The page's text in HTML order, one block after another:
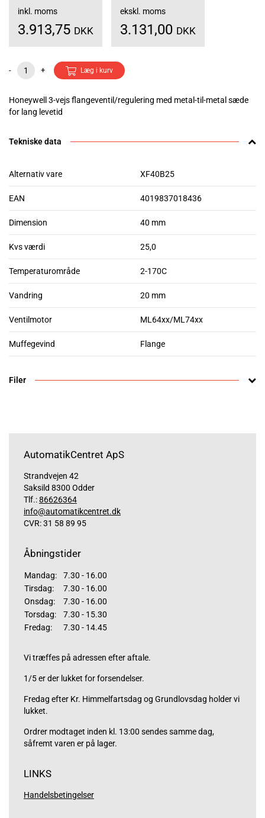
inkl. moms
3.913,75 DKK
ekskl. moms
3.131,00 DKK
- + Læg i kurv
Honeywell 3-vejs flangeventil/regulering med metal-til-metal sæde
for lang levetid
Tekniske data
Alternativ vare XF40B25
EAN 4019837018436
Dimension 40 mm
Kvs værdi 25,0
Temperaturområde 2-170C
Vandring 20 mm
Ventilmotor ML64xx/ML74xx
Muffegevind Flange
Filer
AutomatikCentret ApS
Strandvejen 42
Saksild 8300 Odder
Tlf.:86626364
info@automatikcentret.dk
CVR: 31 58 89 95
Åbningstider
Mandag:
7.30 - 16.00
Tirsdag:
7.30 - 16.00
Onsdag:
7.30 - 16.00
Torsdag:
7.30 - 15.30
Fredag:
7.30 - 14.45
Vi træffes på adressen efter aftale.
1/5 er der lukket for forsendelser.
Fredag efter Kr. Himmelfartsdag og Grundlovsdag holder vi
lukket.
Ordrer modtaget inden kl. 13:00 sendes samme dag,
såfremt varen er på lager.
LINKS
Handelsbetingelser